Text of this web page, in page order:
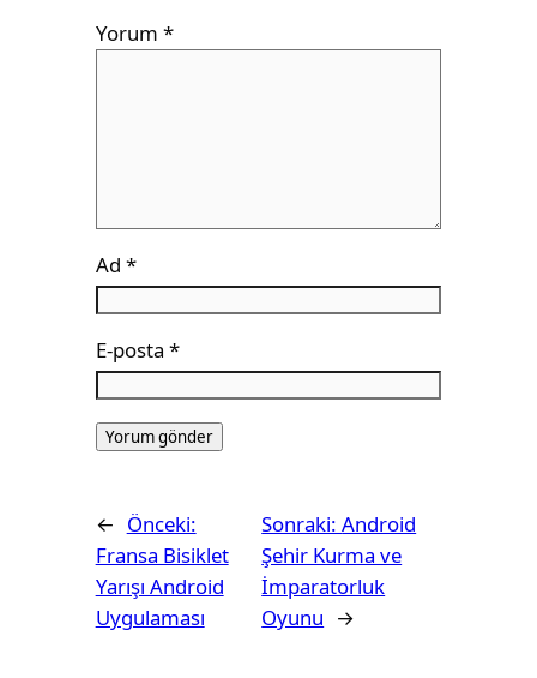
Yorum *
Ad *
E-posta *
← Önceki:
Fransa Bisiklet
Yarışı Android
Uygulaması
Sonraki:Android
Şehir Kurma ve
İmparatorluk
Oyunu →